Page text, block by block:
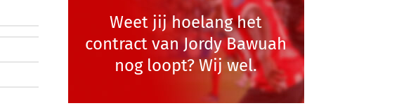
Weet jij hoelang het
contract van Jordy Bawuah
nog loopt? Wij wel.